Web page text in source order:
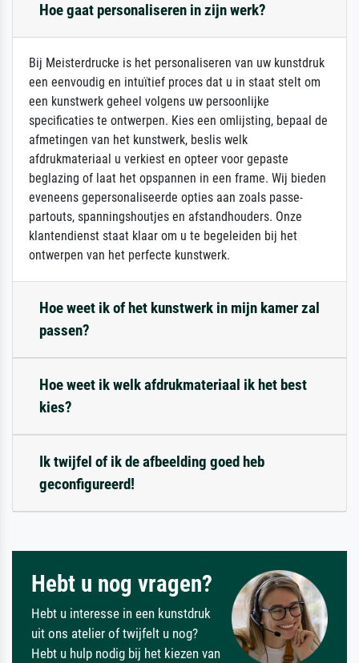
Hoe gaat personaliseren in zijn werk?
Bij Meisterdrucke is het personaliseren van uw kunstdruk
een eenvoudig en intuïtief proces dat u in staat stelt om
een kunstwerk geheel volgens uw persoonlijke
specificaties te ontwerpen. Kies een omlijsting, bepaal de
afmetingen van het kunstwerk, beslis welk
afdrukmateriaal u verkiest en opteer voor gepaste
beglazing of laat het opspannen in een frame. Wij bieden
eveneens gepersonaliseerde opties aan zoals passe-
partouts, spanningshoutjes en afstandhouders. Onze
klantendienst staat klaar om u te begeleiden bij het
ontwerpen van het perfecte kunstwerk.
Hoe weet ik of het kunstwerk in mijn kamer zal
passen?
Hoe weet ik welk afdrukmateriaal ik het best
kies?
Ik twijfel of ik de afbeelding goed heb
geconfigureerd!
Hebt u nog vragen?
Hebt u interesse in een kunstdruk
uit ons atelier of twijfelt u nog?
Hebt u hulp nodig bij het kiezen van